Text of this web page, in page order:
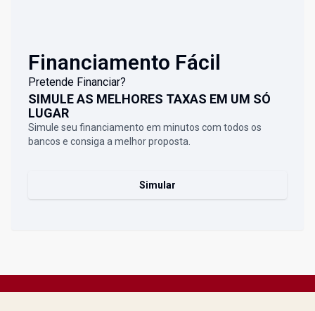
Financiamento Fácil
Pretende Financiar?
SIMULE AS MELHORES TAXAS EM UM SÓ
LUGAR
Simule seu financiamento em minutos com todos os
bancos e consiga a melhor proposta.
Simular